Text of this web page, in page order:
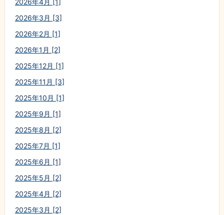
2026年4月 [1]
2026年3月 [3]
2026年2月 [1]
2026年1月 [2]
2025年12月 [1]
2025年11月 [3]
2025年10月 [1]
2025年9月 [1]
2025年8月 [2]
2025年7月 [1]
2025年6月 [1]
2025年5月 [2]
2025年4月 [2]
2025年3月 [2]